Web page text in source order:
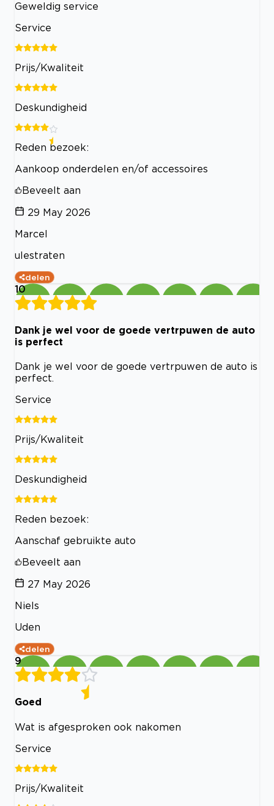
Geweldig service
Service
Prijs/Kwaliteit
Deskundigheid
Reden bezoek:
Aankoop onderdelen en/of accessoires
Beveelt aan
29 May 2026
Marcel
ulestraten
delen
10
Dank je wel voor de goede vertrpuwen de auto
is perfect
Dank je wel voor de goede vertrpuwen de auto is
perfect.
Service
Prijs/Kwaliteit
Deskundigheid
Reden bezoek:
Aanschaf gebruikte auto
Beveelt aan
27 May 2026
Niels
Uden
delen
9
Goed
Wat is afgesproken ook nakomen
Service
Prijs/Kwaliteit